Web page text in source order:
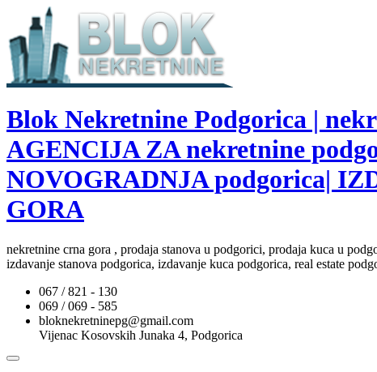
Blok Nekretnine Podgorica |
AGENCIJA ZA nekretnine
NOVOGRADNJA podgorica|
GORA
nekretnine crna gora , prodaja stanova u podgorici, prodaja kuca u
izdavanje stanova podgorica, izdavanje kuca podgorica, real estate
067 / 821 - 130
069 / 069 - 585
bloknekretninepg@gmail.com
Vijenac Kosovskih Junaka 4, Podgorica